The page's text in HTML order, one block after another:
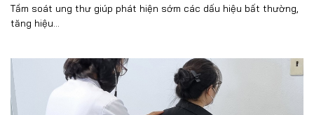
Tầm soát ung thư giúp phát hiện sớm các dấu hiệu bất thường,
tăng hiệu...